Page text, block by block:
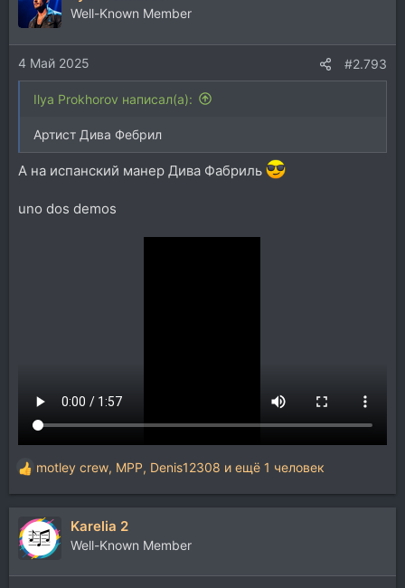
ц
и
и
:
Well-Known Member
4 Май 2025 #2.793
Ilya Prokhorov написал(а):
Артист Дива Фебрил
А на испанский манер Дива Фабриль
uno dos demos
Р
е
а
к
ц
и
и
motley crew, MPP, Denis12308 и ещё 1 человек
Karelia 2
Well-Known Member